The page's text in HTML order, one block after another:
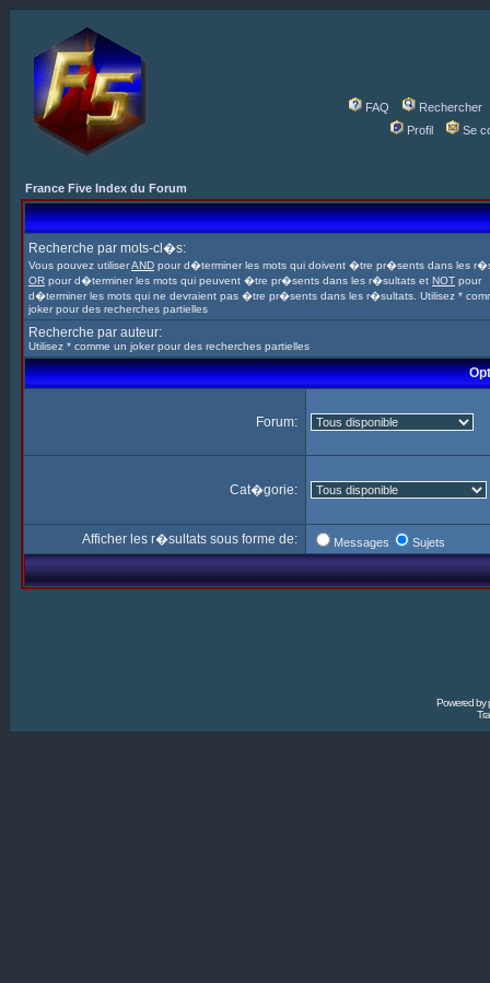
FAQ
Rechercher
Profil
Se
France Five Index du Forum
Recherche par mots-cl�s:
Vous pouvez utiliserAND pour d�terminer les mots qui doivent �tre pr�sents dans les
OR pour d�terminer les mots qui peuvent �tre pr�sents dans les r�sultats et NOT pour
d�terminer les mots qui ne devraient pas �tre pr�sents dans les r�sultats. Utilisez *
joker pour des recherches partielles
Recherche par auteur:
Utilisez * comme un joker pour des recherches partielles
Forum:
Cat�gorie:
Afficher les r�sultats sous forme de: Messages Sujets
Powered by